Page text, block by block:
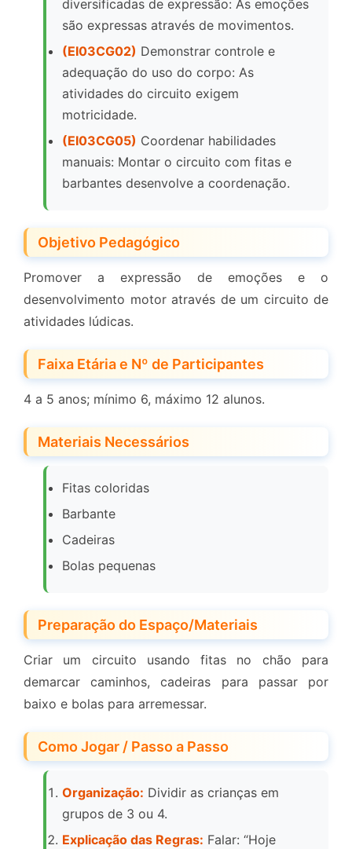
diversificadas de expressão: As emoções
são expressas através de movimentos.
(EI03CG02) Demonstrar controle e
adequação do uso do corpo: As
atividades do circuito exigem
motricidade.
(EI03CG05) Coordenar habilidades
manuais: Montar o circuito com fitas e
barbantes desenvolve a coordenação.
Objetivo Pedagógico
Promover a expressão de emoções e o
desenvolvimento motor através de um circuito de
atividades lúdicas.
Faixa Etária e Nº de Participantes
4 a 5 anos; mínimo 6, máximo 12 alunos.
Materiais Necessários
Fitas coloridas
Barbante
Cadeiras
Bolas pequenas
Preparação do Espaço/Materiais
Criar um circuito usando fitas no chão para
demarcar caminhos, cadeiras para passar por
baixo e bolas para arremessar.
Como Jogar / Passo a Passo
Organização: Dividir as crianças em
grupos de 3 ou 4.
Explicação das Regras: Falar: “Hoje